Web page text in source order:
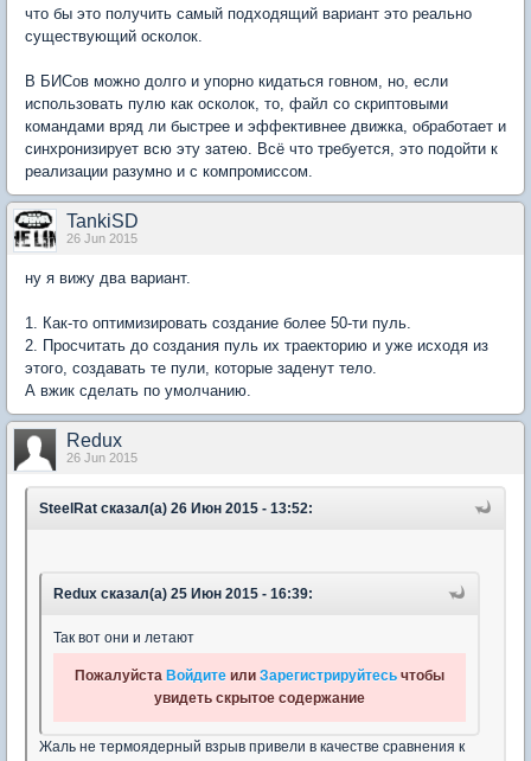
что бы это получить самый подходящий вариант это реально
существующий осколок.
В БИСов можно долго и упорно кидаться говном, но, если
использовать пулю как осколок, то, файл со скриптовыми
командами вряд ли быстрее и эффективнее движка, обработает и
синхронизирует всю эту затею. Всё что требуется, это подойти к
реализации разумно и с компромиссом.
TankiSD
26 Jun 2015
ну я вижу два вариант.
1. Как-то оптимизировать создание более 50-ти пуль.
2. Просчитать до создания пуль их траекторию и уже исходя из
этого, создавать те пули, которые заденут тело.
А вжик сделать по умолчанию.
Redux
26 Jun 2015
SteelRat сказал(а) 26 Июн 2015 - 13:52:
Redux сказал(а) 25 Июн 2015 - 16:39:
Так вот они и летают
Пожалуйста Войдите или Зарегистрируйтесь чтобы
увидеть скрытое содержание
Жаль не термоядерный взрыв привели в качестве сравнения к